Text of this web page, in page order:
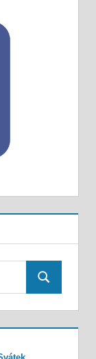
Search